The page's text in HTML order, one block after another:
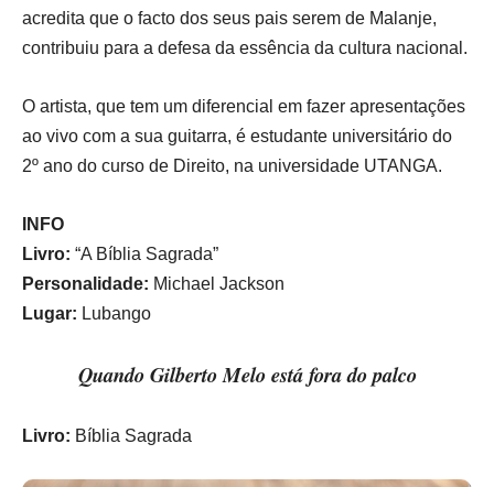
acredita que o facto dos seus pais serem de Malanje,
contribuiu para a defesa da essência da cultura nacional.
O artista, que tem um diferencial em fazer apresentações
ao vivo com a sua guitarra, é estudante universitário do
2º ano do curso de Direito, na universidade UTANGA.
INFO
Livro: “A Bíblia Sagrada”
Personalidade: Michael Jackson
Lugar: Lubango
Quando Gilberto Melo está fora do palco
Livro: Bíblia Sagrada